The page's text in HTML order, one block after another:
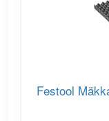
Festool